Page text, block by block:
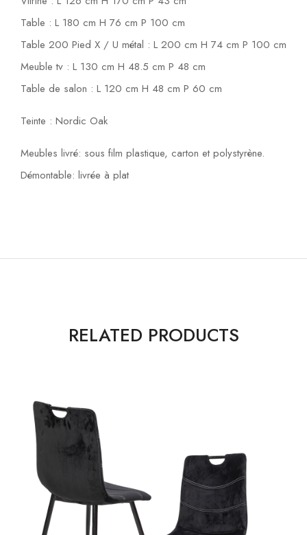
Table : L 180 cm H 76 cm P 100 cm
Table 200 Pied X / U métal : L 200 cm H 74 cm P 100 cm
Meuble tv : L 130 cm H 48.5 cm P 48 cm
Table de salon : L 120 cm H 48 cm P 60 cm
Teinte : Nordic Oak
Meubles livré: sous film plastique, carton et polystyrène.
Démontable: livrée à plat
RELATED PRODUCTS